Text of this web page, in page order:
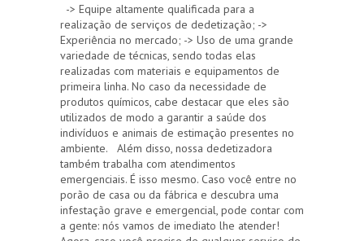
-> Equipe altamente qualificada para a
realização de serviços de dedetização; ->
Experiência no mercado; -> Uso de uma grande
variedade de técnicas, sendo todas elas
realizadas com materiais e equipamentos de
primeira linha. No caso da necessidade de
produtos químicos, cabe destacar que eles são
utilizados de modo a garantir a saúde dos
indivíduos e animais de estimação presentes no
ambiente. Além disso, nossa dedetizadora
também trabalha com atendimentos
emergenciais. É isso mesmo. Caso você entre no
porão de casa ou da fábrica e descubra uma
infestação grave e emergencial, pode contar com
a gente: nós vamos de imediato lhe atender!